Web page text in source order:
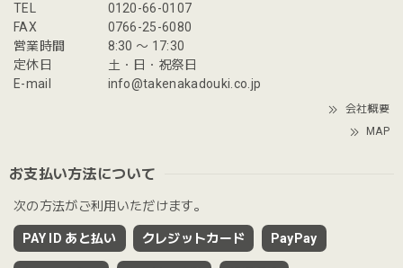
TEL
0120-66-0107
FAX
0766-25-6080
営業時間
8:30 〜 17:30
定休日
土・日・祝祭日
E-mail
info@takenakadouki.co.jp
会社概要
MAP
お支払い方法について
次の方法がご利用いただけます。
PAY ID あと払い クレジットカード PayPay